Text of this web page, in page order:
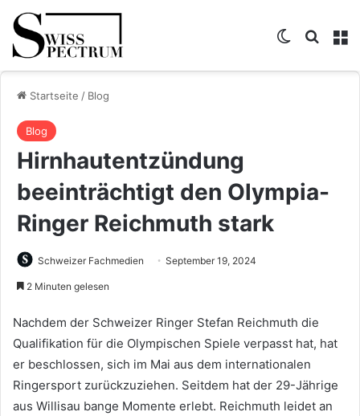
Skin
Startseite / Blog
Blog
Hirnhautentzündung
beeinträchtigt den Olympia-
Ringer Reichmuth stark
Schweizer Fachmedien September 19, 2024
2 Minuten gelesen
Nachdem der Schweizer Ringer Stefan Reichmuth die
Qualifikation für die Olympischen Spiele verpasst hat, hat
er beschlossen, sich im Mai aus dem internationalen
Ringersport zurückzuziehen. Seitdem hat der 29-Jährige
aus Willisau bange Momente erlebt. Reichmuth leidet an